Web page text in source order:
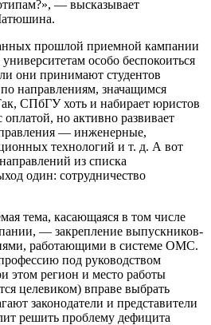
— высказывает
прошлой приемной кампании
особо беспокоиться
они принимают студентов
направлениям, значащимся
СПбГУ хоть и набирает юристов
но активно развивает
— инженерные,
технологий и т. д. А вот
из списка
один: сотрудничество
тема, касающаяся в том числе
— закрепление выпускников-
работающими в системе ОМС.
под руководством
этом регион и место работы
целевиком) вправе выбрать
законодатели и представители
решить проблему дефицита